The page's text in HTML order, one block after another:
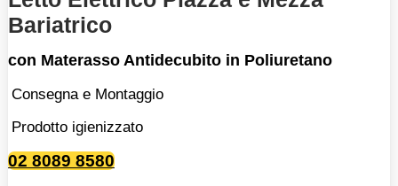
Bariatrico
con Materasso Antidecubito in Poliuretano
Consegna e Montaggio
Prodotto igienizzato
02 8089 8580